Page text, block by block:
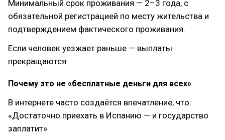
Минимальный срок проживания — 2–3 года, с
обязательной регистрацией по месту жительства и
подтверждением фактического проживания.
Если человек уезжает раньше — выплаты
прекращаются.
Почему это не «бесплатные деньги для всех»
В интернете часто создаётся впечатление, что:
«Достаточно приехать в Испанию — и государство
заплатит»